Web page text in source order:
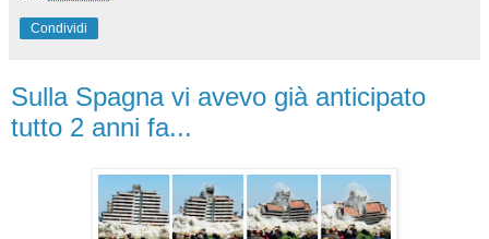
Condividi
Sulla Spagna vi avevo già anticipato
tutto 2 anni fa...